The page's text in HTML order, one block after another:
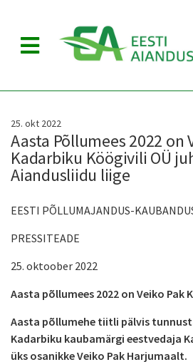
M
N
25. okt 2022
Aasta Põllumees 2022 on
Kadarbiku Köögivili OÜ
Aiandusliidu liige
EESTI PÕLLUMAJANDUS-
PRESSITEADE
25. oktoober 2022
Aasta põllumees 2022 on Veiko Pak
Aasta põllumehe tiitli pälvis
Kadarbiku kaubamärgi eestvedaja
üks osanikke Veiko Pak Harjumaalt.